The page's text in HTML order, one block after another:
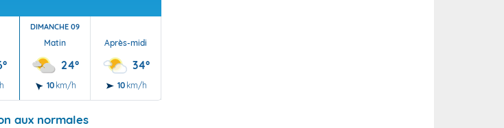
DIMANCHE 09
Matin
24°
10 km/h
Après-midi
34°
10 km/h
aux normales